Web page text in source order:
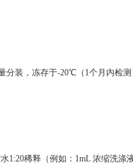
装，冻存于-20℃（1个月内检
稀释（例如：1mL 浓缩洗涤